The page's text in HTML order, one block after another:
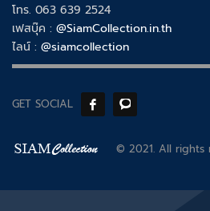
โทร. 063 639 2524
เฟสบุ๊ค : @SiamCollection.in.th
ไลน์ : @siamcollection
GET SOCIAL
© 2021. All rights